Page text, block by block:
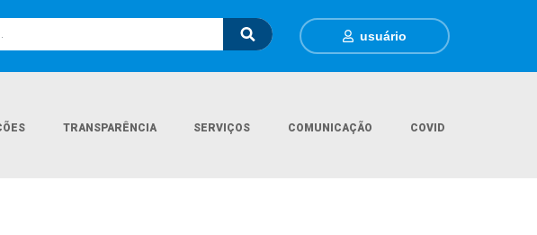
usuário
TRANSPARÊNCIA SERVIÇOS COMUNICAÇÃO COVID